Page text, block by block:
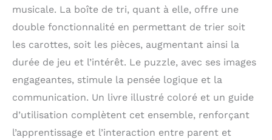
de découverte et de
cœur : nos jouets sont
basés sur la philosophie
Montessori et
encouragent les enfants
à explorer de manière
indépendante et à
découvrir leurs talents.
Cela crée les bases d'un
apprentissage tout au
musicale. La boîte de tri, quant à elle, offre une
double fonctionnalité en permettant de trier soit
les carottes, soit les pièces, augmentant ainsi la
durée de jeu et l’intérêt. Le puzzle, avec ses images
engageantes, stimule la pensée logique et la
communication. Un livre illustré coloré et un guide
d’utilisation complètent cet ensemble, renforçant
l’apprentissage et l’interaction entre parent et